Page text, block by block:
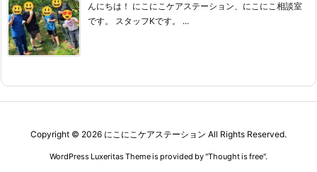
んにちは！ にこにこケアステーション、にこにこ相談室
です。 スタッフKです。 ...
Copyright © 2026 にこにこケアステーション All Rights Reserved.
WordPress Luxeritas Theme is provided by "Thought is free".